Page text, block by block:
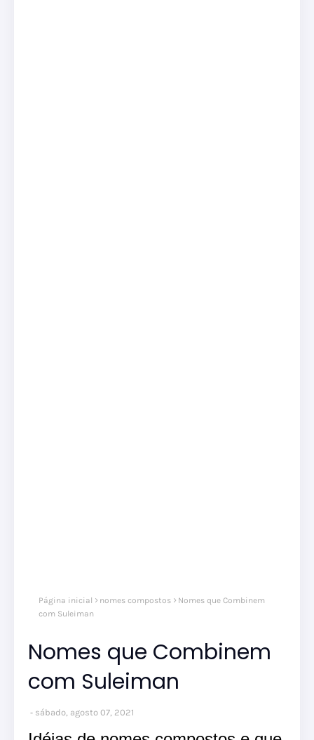
Página inicial nomes compostos
Nomes que Combinem
com Suleiman
Nomes que Combinem
com Suleiman
sábado, agosto 07, 2021